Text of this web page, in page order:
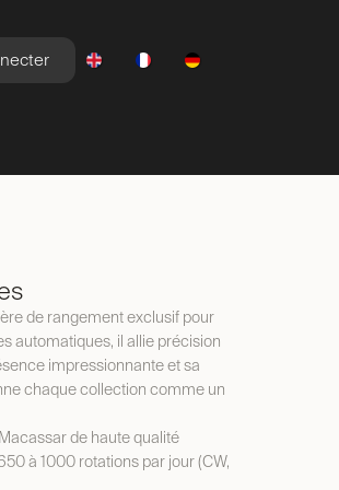
de rangement exclusif pour
automatiques, il allie précision
impressionnante et sa
chaque collection comme un
de haute qualité
à 1000 rotations par jour (CW,